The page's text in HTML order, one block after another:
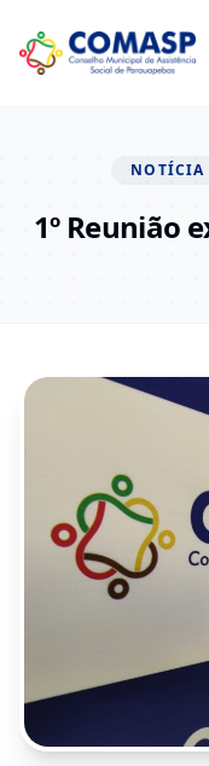
NOTÍCIA
1º Reunião